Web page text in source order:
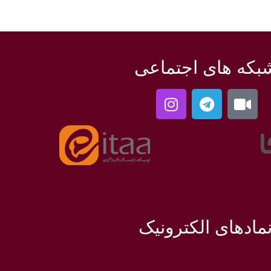
های اجتماعی
الکترونیک